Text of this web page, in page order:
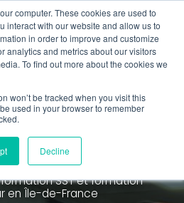
computer. These cookies are used to
interact with our website and allow us to
in order to improve and customize
analytics and metrics about our visitors
To find out more about the cookies we
won’t be tracked when you visit this
used in your browser to remember
Decline
Rappel gratuit
formation SST et
Incendie
depuis 2015
SST et formation
en Île-de-France